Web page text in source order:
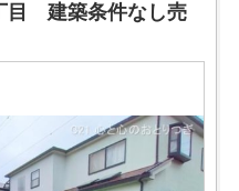
目 建築条件なし売